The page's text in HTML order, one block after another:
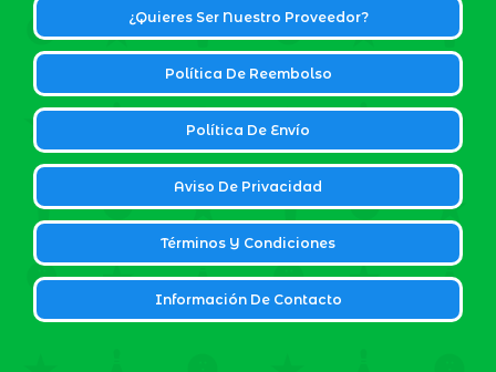
¿Quieres Ser Nuestro Proveedor?
Política De Reembolso
Política De Envío
Aviso De Privacidad
Términos Y Condiciones
Información De Contacto